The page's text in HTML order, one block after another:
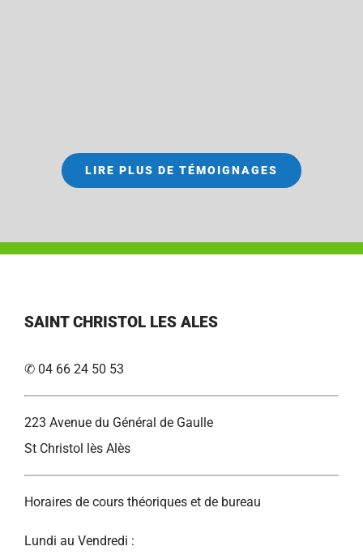
LIRE PLUS DE TÉMOIGNAGES
SAINT CHRISTOL LES ALES
✆ 04 66 24 50 53
223 Avenue du Général de Gaulle
St Christol lès Alès
Horaires de cours théoriques et de bureau
Lundi au Vendredi :